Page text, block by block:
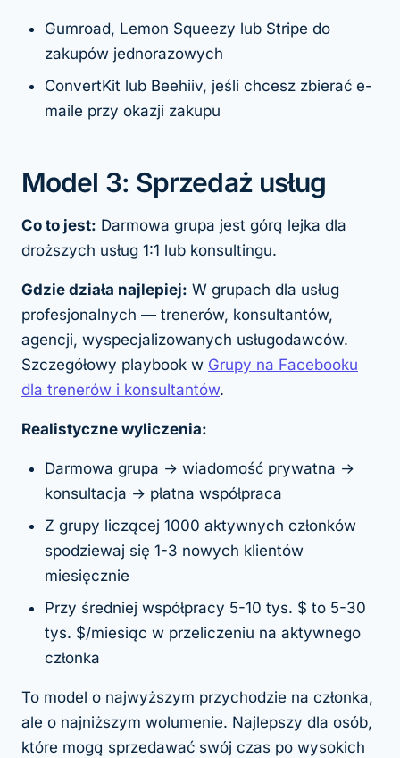
Gumroad, Lemon Squeezy lub Stripe do
zakupów jednorazowych
ConvertKit lub Beehiiv, jeśli chcesz zbierać e-
maile przy okazji zakupu
Model 3: Sprzedaż usług
Co to jest: Darmowa grupa jest górą lejka dla
droższych usług 1:1 lub konsultingu.
Gdzie działa najlepiej: W grupach dla usług
profesjonalnych — trenerów, konsultantów,
agencji, wyspecjalizowanych usługodawców.
Szczegółowy playbook w Grupy na Facebooku
dla trenerów i konsultantów.
Realistyczne wyliczenia:
Darmowa grupa → wiadomość prywatna →
konsultacja → płatna współpraca
Z grupy liczącej 1000 aktywnych członków
spodziewaj się 1-3 nowych klientów
miesięcznie
Przy średniej współpracy 5-10 tys. $ to 5-30
tys. $/miesiąc w przeliczeniu na aktywnego
członka
To model o najwyższym przychodzie na członka,
ale o najniższym wolumenie. Najlepszy dla osób,
które mogą sprzedawać swój czas po wysokich